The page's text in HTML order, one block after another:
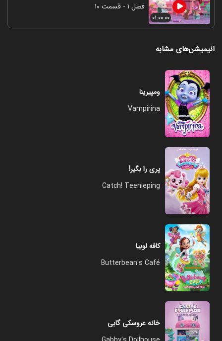
۰۱:۰۰:۰۰
فصل ۱ - قسمت ۱۰
انیمیشن‌های مشابه
ومپیرینا
Vampirina
پری را بگیر!
Catch! Teenieping
کافه لوبیا
Butterbean's Café
خانه عروسکی گابی